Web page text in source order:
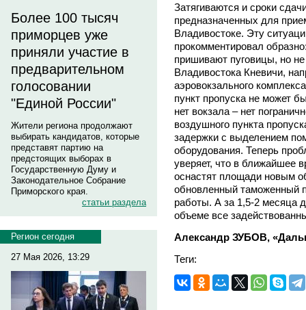
Более 100 тысяч
приморцев уже
приняли участие в
предварительном
голосовании
"Единой России"
Жители региона продолжают
выбирать кандидатов, которые
представят партию на
предстоящих выборах в
Государственную Думу и
Законодательное Собрание
Приморского края.
статьи раздела
Регион сегодня
27 Мая 2026, 13:29
Затягиваются и сроки
предназначенных для
Владивостоке. Эту
прокомментировал
пришивают пуговицы, но
Владивостока Кневичи,
аэровокзального
пункт пропуска не может
нет вокзала – нет
воздушного пункта
задержки с выделением
оборудования. Теперь
уверяет, что в ближайшее
оснастят площади новым
обновленный таможенный
работы. А за 1,5-2 месяца
объеме все
Александр ЗУБОВ,
Теги: